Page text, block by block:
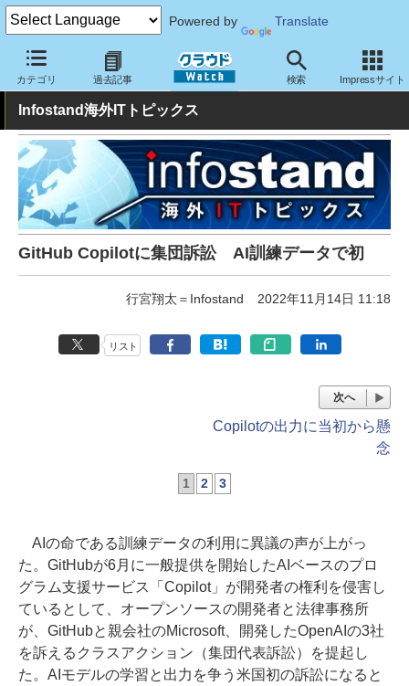
Powered by Translate
カテゴリ 過去記事 検索 Impressサイト
クラウド Watch トピック 業界動向
Infostand海外ITトピックス
GitHub Copilotに集団訴訟 AI訓練データで初
行宮翔太＝Infostand 2022年11月14日 11:18
リスト
次へ
Copilotの出力に当初から懸
念
1 2 3
AIの命である訓練データの利用に異議の声が上がっ
た。GitHubが6月に一般提供を開始したAIベースのプロ
グラム支援サービス「Copilot」が開発者の権利を侵害し
ているとして、オープンソースの開発者と法律事務所
が、GitHubと親会社のMicrosoft、開発したOpenAIの3社
を訴えるクラスアクション（集団代表訴訟）を提起し
た。AIモデルの学習と出力を争う米国初の訴訟になると